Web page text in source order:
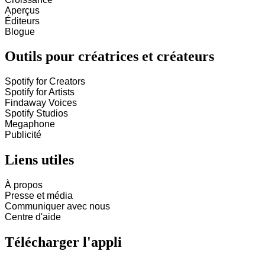
Aperçus
Éditeurs
Blogue
Outils pour créatrices et créateurs
Spotify for Creators
Spotify for Artists
Findaway Voices
Spotify Studios
Megaphone
Publicité
Liens utiles
À propos
Presse et média
Communiquer avec nous
Centre d'aide
Télécharger l'appli